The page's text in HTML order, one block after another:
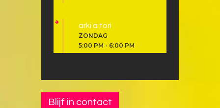
arki a tori
ZONDAG
5:00 PM - 6:00 PM
Blijf in contact